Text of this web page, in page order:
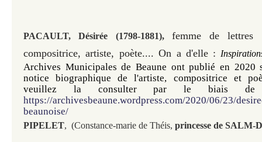
PACAULT, Désirée (1798-1881), femme de
compositrice, artiste, poète.... On a d'elle :
Archives Municipales de Beaune ont publié en 2020
notice biographique de l'artiste, compositrice et
https://archivesbeaune.wordpress.com/2020/06/23/
beaunoise/
PIPELET, (Constance-marie de Théis, princesse de SALM-